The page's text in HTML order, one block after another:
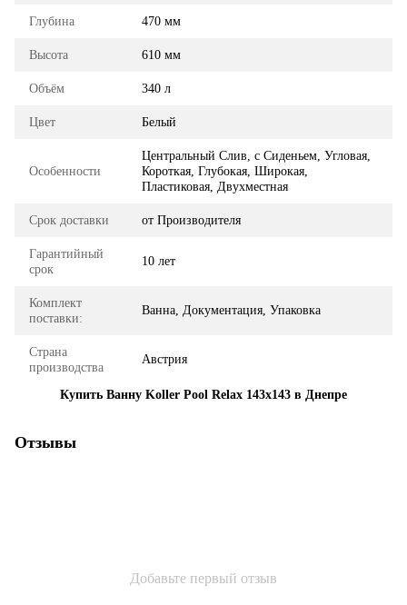
Глубина 470 мм
Высота 610 мм
Объём 340 л
Цвет Белый
Особенности
Центральный Слив, с Сиденьем, Угловая,
Короткая, Глубокая, Широкая,
Пластиковая, Двухместная
Срок доставки от Производителя
Гарантийный
срок
10 лет
Комплект
поставки:
Ванна, Документация, Упаковка
Страна
производства
Австрия
Купить Ванну Koller Pool Relax 143x143 в Днепре
Отзывы
Добавьте первый отзыв